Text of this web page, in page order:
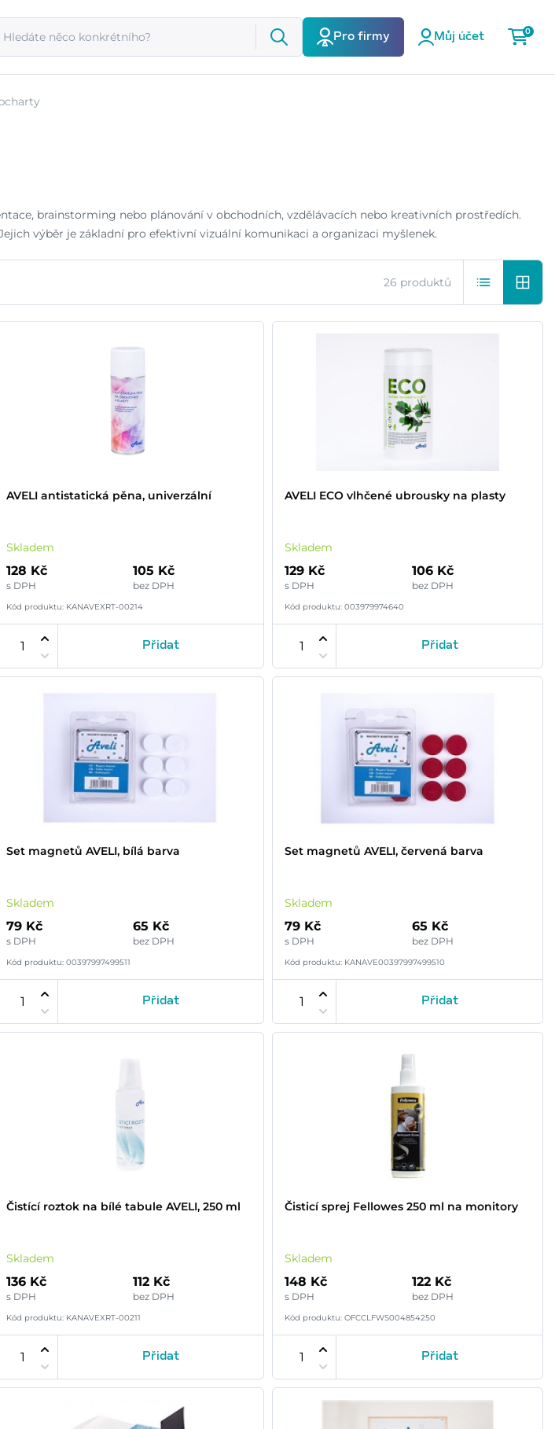
Pro firmy Můj účet
0
brainstorming nebo plánování v obchodních, vzdělávacích nebo kreativních prostředích.
výběr je základní pro efektivní vizuální komunikaci a organizaci myšlenek.
26 produktů
AVELI antistatická pěna, univerzální
Skladem
128 Kč
s DPH
105 Kč
bez DPH
Kód produktu: KANAVEXRT-00214
Přidat
AVELI ECO vlhčené ubrousky na plasty
Skladem
129 Kč
s DPH
106 Kč
bez DPH
Kód produktu: 003979974640
Přidat
Set magnetů AVELI, bílá barva
Skladem
79 Kč
s DPH
65 Kč
bez DPH
Kód produktu: 00397997499511
Přidat
Set magnetů AVELI, červená barva
Skladem
79 Kč
s DPH
65 Kč
bez DPH
Kód produktu: KANAVE00397997499510
Přidat
Čistící roztok na bílé tabule AVELI, 250 ml
Skladem
136 Kč
s DPH
112 Kč
bez DPH
Kód produktu: KANAVEXRT-00211
Přidat
Čisticí sprej Fellowes 250 ml na monitory
Skladem
148 Kč
s DPH
122 Kč
bez DPH
Kód produktu: OFCCLFWS004854250
Přidat